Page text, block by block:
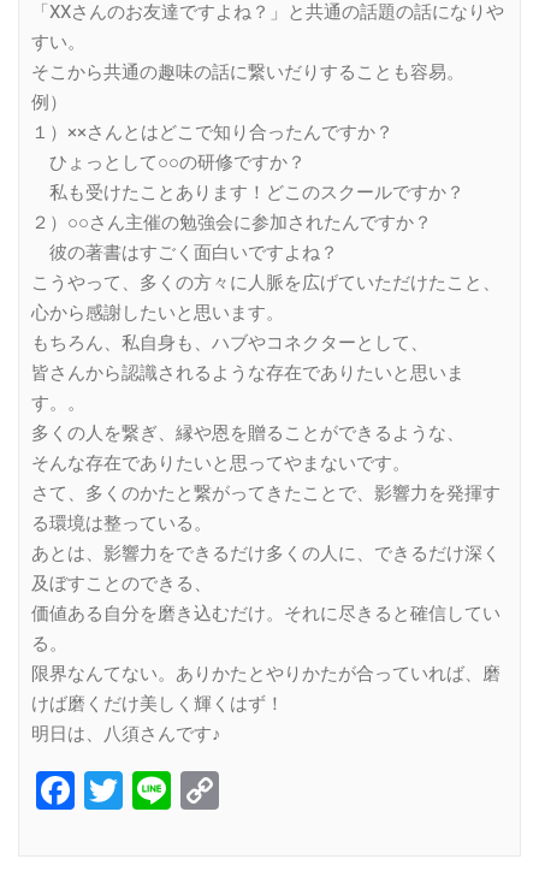
「XXさんのお友達ですよね？」と共通の話題の話になりや
すい。
そこから共通の趣味の話に繋いだりすることも容易。
例）
１）××さんとはどこで知り合ったんですか？
ひょっとして○○の研修ですか？
私も受けたことあります！どこのスクールですか？
２）○○さん主催の勉強会に参加されたんですか？
彼の著書はすごく面白いですよね？
こうやって、多くの方々に人脈を広げていただけたこと、
心から感謝したいと思います。
もちろん、私自身も、ハブやコネクターとして、
皆さんから認識されるような存在でありたいと思いま
す。。
多くの人を繋ぎ、縁や恩を贈ることができるような、
そんな存在でありたいと思ってやまないです。
さて、多くのかたと繋がってきたことで、影響力を発揮す
る環境は整っている。
あとは、影響力をできるだけ多くの人に、できるだけ深く
及ぼすことのできる、
価値ある自分を磨き込むだけ。それに尽きると確信してい
る。
限界なんてない。ありかたとやりかたが合っていれば、磨
けば磨くだけ美しく輝くはず！
明日は、八須さんです♪
Facebook
Twitter
Line